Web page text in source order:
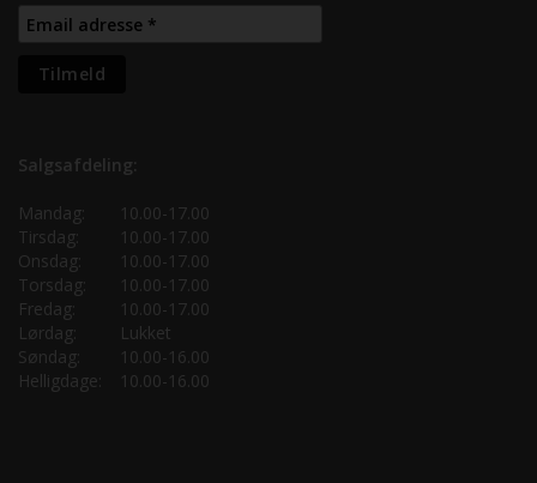
Salgsafdeling:
Mandag:
10.00-17.00
Tirsdag:
10.00-17.00
Onsdag:
10.00-17.00
Torsdag:
10.00-17.00
Fredag:
10.00-17.00
Lørdag:
Lukket
Søndag:
10.00-16.00
Helligdage:
10.00-16.00